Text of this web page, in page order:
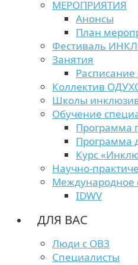
МЕРОПРИЯТИЯ
Анонсы
План
Фестиваль
Занятия
Расписание
Коллектив
Школы
Обучение
Программа
Программа
Курс
Научно-
Международное
IDWV
ДЛЯ ВАС
Люди с ОВЗ
Специалисты